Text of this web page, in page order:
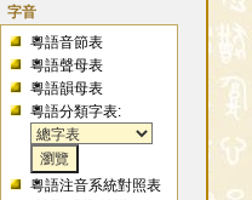
字音
粵語音節表
粵語聲母表
粵語韻母表
粵語分類字表:
粵語注音系統對照表